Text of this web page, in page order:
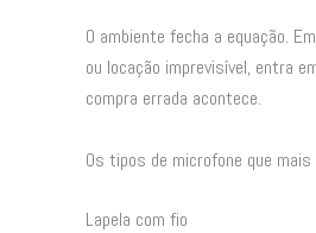
O ambiente fecha a equação.
ou locação imprevisível, entra
compra errada acontece.
Os tipos de microfone que
Lapela com fio